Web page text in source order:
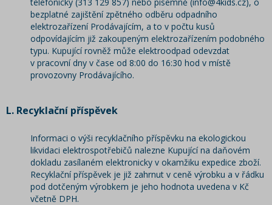
bezplatné zajištění zpětného odběru odpadního
elektrozařízení Prodávajícím, a to v počtu kusů
odpovídajícím již zakoupeným elektrozařízením podobného
typu. Kupující rovněž může elektroodpad odevzdat
v pracovní dny v čase od 8:00 do 16:30 hod v místě
provozovny Prodávajícího.
L. Recyklační příspěvek
Informaci o výši recyklačního příspěvku na ekologickou
likvidaci elektrospotřebičů nalezne Kupující na daňovém
dokladu zasílaném elektronicky v okamžiku expedice zboží.
Recyklační příspěvek je již zahrnut v ceně výrobku a v řádku
pod dotčeným výrobkem je jeho hodnota uvedena v Kč
včetně DPH.